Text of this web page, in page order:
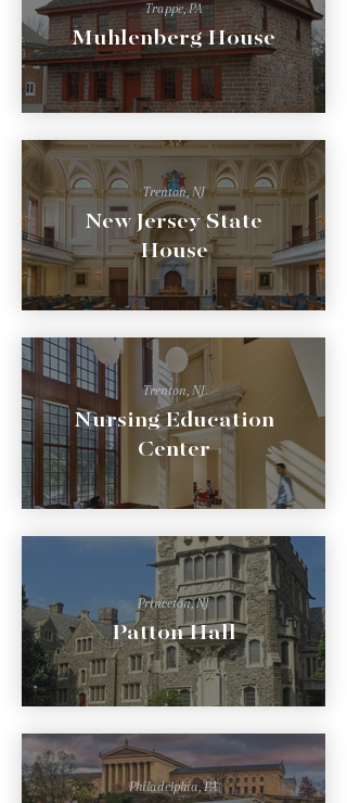
Trappe, PA
Muhlenberg House
Trenton, NJ
New Jersey State
House
Trenton, NJ
Nursing Education
Center
Princeton, NJ
Patton Hall
Philadelphia, PA